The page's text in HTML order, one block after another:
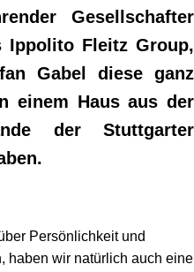
Gesellschafter
Ippolito Fleitz Group,
Gabel diese ganz
einem Haus aus der
der Stuttgarter
Persönlichkeit und
haben wir natürlich auch eine